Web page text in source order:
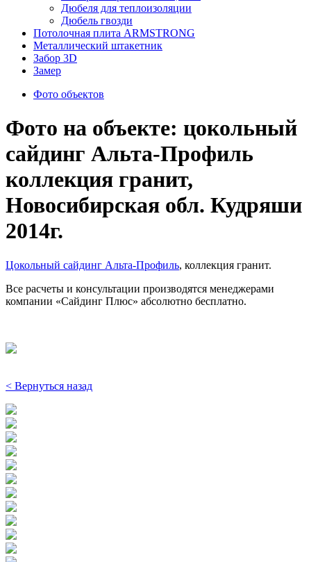
Дюбеля для теплоизоляции
Дюбель гвозди
Потолочная плита ARMSTRONG
Металлический штакетник
Забор 3D
Замер
Фото объектов
Фото на объекте: цокольный
сайдинг Альта-Профиль
коллекция гранит,
Новосибирская обл. Кудряши
2014г.
Цокольный сайдинг Альта-Профиль, коллекция гранит.
Все расчеты и консультации производятся менеджерами
компании «Сайдинг Плюс» абсолютно бесплатно.
< Вернуться назад